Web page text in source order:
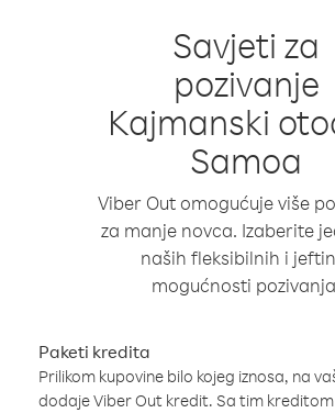
Savjeti za
pozivanje
Kajmanski
Samoa
Viber Out omogućuje više
za manje novca. Izaberite
naših fleksibilnih i
mogućnosti
Paketi kredita
Prilikom kupovine bilo kojeg iznosa, na
dodaje Viber Out kredit. Sa tim